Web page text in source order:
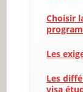
Choisir
Les
Les
visa